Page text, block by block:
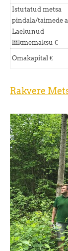
Istutatud metsa
pindala/taimede
Laekunud
liikmemaksu €
Omakapital €
Rakvere